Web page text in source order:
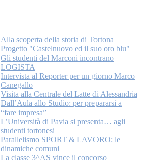
Alla scoperta della storia di Tortona
Progetto "Castelnuovo ed il suo oro blu"
Gli studenti del Marconi incontrano
LOGISTA
Intervista al Reporter per un giorno Marco
Canegallo
Visita alla Centrale del Latte di Alessandria
Dall’Aula allo Studio: per prepararsi a
“fare impresa”
L’Università di Pavia si presenta… agli
studenti tortonesi
Parallelismo SPORT & LAVORO: le
dinamiche comuni
La classe 3^AS vince il concorso